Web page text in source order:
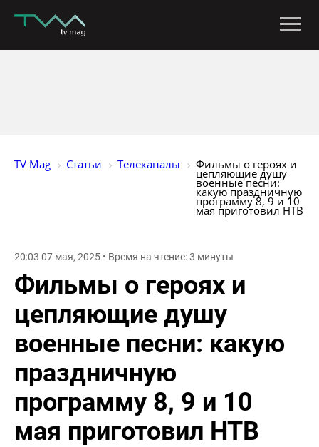
TV Mag Статьи Телеканалы Фильмы о героях и
цепляющие душу
военные песни:
какую праздничную
программу 8, 9 и 10
мая приготовил НТВ
20:03 07 мая, 2025 • Время на чтение: 3 минуты
Фильмы о героях и
цепляющие душу
военные песни: какую
праздничную
программу 8, 9 и 10
мая приготовил НТВ